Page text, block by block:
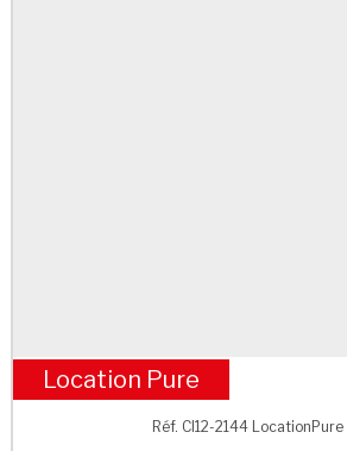
Centre ville
Location Pure
Réf. CI12-2144